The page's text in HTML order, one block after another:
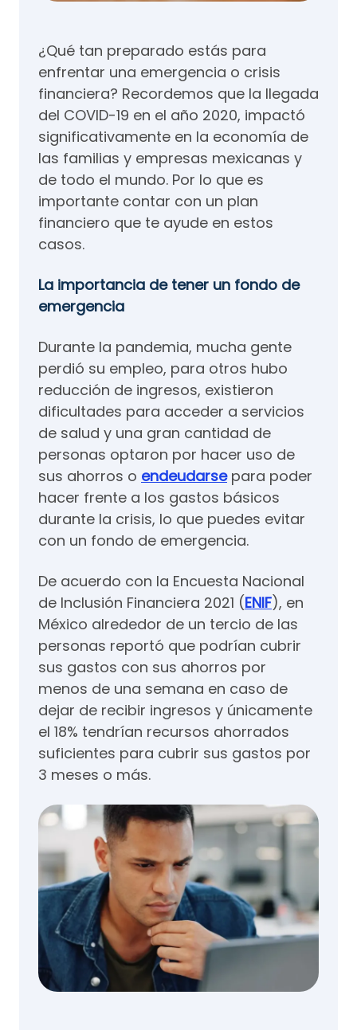
¿Qué tan preparado estás para
enfrentar una emergencia o crisis
financiera? Recordemos que la llegada
del COVID-19 en el año 2020, impactó
significativamente en la economía de
las familias y empresas mexicanas y
de todo el mundo. Por lo que es
importante contar con un plan
financiero que te ayude en estos
casos.
La importancia de tener un fondo de
emergencia
Durante la pandemia, mucha gente
perdió su empleo, para otros hubo
reducción de ingresos, existieron
dificultades para acceder a servicios
de salud y una gran cantidad de
personas optaron por hacer uso de
sus ahorros o endeudarsepara poder
hacer frente a los gastos básicos
durante la crisis, lo que puedes evitar
con un fondo de emergencia.
De acuerdo con la Encuesta Nacional
de Inclusión Financiera 2021 (ENIF), en
México alrededor de un tercio de las
personas reportó que podrían cubrir
sus gastos con sus ahorros por
menos de una semana en caso de
dejar de recibir ingresos y únicamente
el 18% tendrían recursos ahorrados
suficientes para cubrir sus gastos por
3 meses o más.